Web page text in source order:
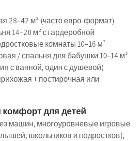
28–42 м² (часто евро-формат)
14–20 м² с гардеробной
комнаты 10–16 м²
/ спальня для бабушки 10–14 м²
с ванной, один с душевой)
+ постирочная или
комфорт для детей
машин, многоуровневые игровые
школьников и подростков),